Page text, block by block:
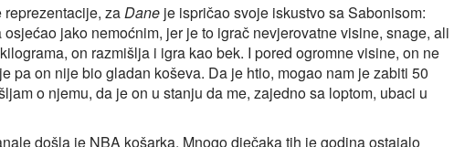
zaDane je ispričao svoje iskustvo sa Sabonisom:
jako nemoćnim, jer je to igrač nevjerovatne visine, snage, ali
on razmišlja i igra kao bek. I pored ogromne visine, on ne
pa on nije bio gladan koševa. Da je htio, mogao nam je zabiti 50
o njemu, da je on u stanju da me, zajedno sa loptom, ubaci u
došla je NBA košarka. Mnogo dječaka tih je godina ostajalo